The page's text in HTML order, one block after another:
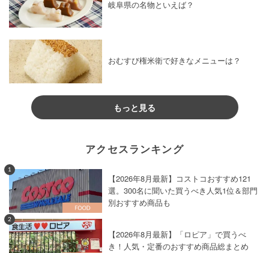
岐阜県の名物といえば？
おむすび権米衛で好きなメニューは？
もっと見る
アクセスランキング
1
【2026年8月最新】コストコおすすめ121
選。300名に聞いた買うべき人気1位＆部門
別おすすめ商品も
2
【2026年8月最新】「ロピア」で買うべ
き！人気・定番のおすすめ商品総まとめ